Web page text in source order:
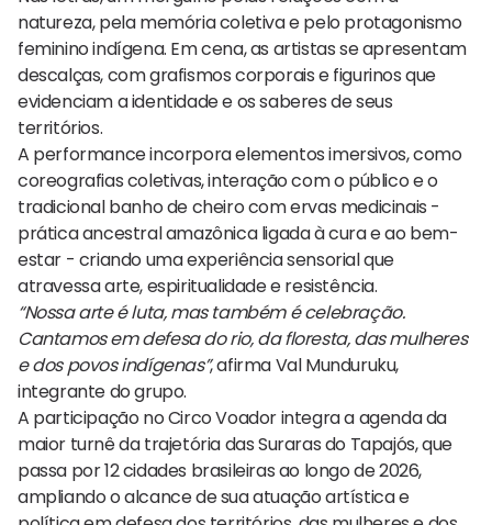
natureza, pela memória coletiva e pelo protagonismo
feminino indígena. Em cena, as artistas se apresentam
descalças, com grafismos corporais e figurinos que
evidenciam a identidade e os saberes de seus
territórios.
A performance incorpora elementos imersivos, como
coreografias coletivas, interação com o público e o
tradicional banho de cheiro com ervas medicinais -
prática ancestral amazônica ligada à cura e ao bem-
estar - criando uma experiência sensorial que
atravessa arte, espiritualidade e resistência.
“Nossa arte é luta, mas também é celebração.
Cantamos em defesa do rio, da floresta, das mulheres
e dos povos indígenas”, afirma Val Munduruku,
integrante do grupo.
A participação no Circo Voador integra a agenda da
maior turnê da trajetória das Suraras do Tapajós, que
passa por 12 cidades brasileiras ao longo de 2026,
ampliando o alcance de sua atuação artística e